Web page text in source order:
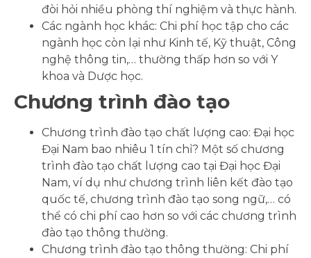
đòi hỏi nhiều phòng thí nghiệm và thực hành.
Các ngành học khác: Chi phí học tập cho các
ngành học còn lại như Kinh tế, Kỹ thuật, Công
nghệ thông tin,… thường thấp hơn so với Y
khoa và Dược học.
Chương trình đào tạo
Chương trình đào tạo chất lượng cao: Đại học
Đại Nam bao nhiêu 1 tín chỉ? Một số chương
trình đào tạo chất lượng cao tại Đại học Đại
Nam, ví dụ như chương trình liên kết đào tạo
quốc tế, chương trình đào tạo song ngữ,… có
thể có chi phí cao hơn so với các chương trình
đào tạo thông thường.
Chương trình đào tạo thông thường: Chi phí